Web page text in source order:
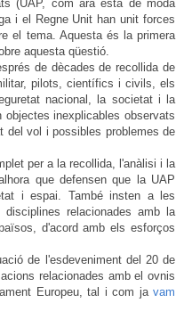
(UAP, com ara està de moda
i el Regne Unit han unit forces
el tema. Aquesta és la primera
aquesta qüestió.
de dècades de recollida de
pilots, científics i civils, els
nacional, la societat i la
inexplicables observats
del vol i possibles problemes de
per a la recollida, l'anàlisi i la
que defensen que la UAP
i espai. També insten a les
relacionades amb la
d'acord amb els esforços
de l'esdeveniment del 20 de
relacionades amb el ovnis
Europeu, tal i com ja vam